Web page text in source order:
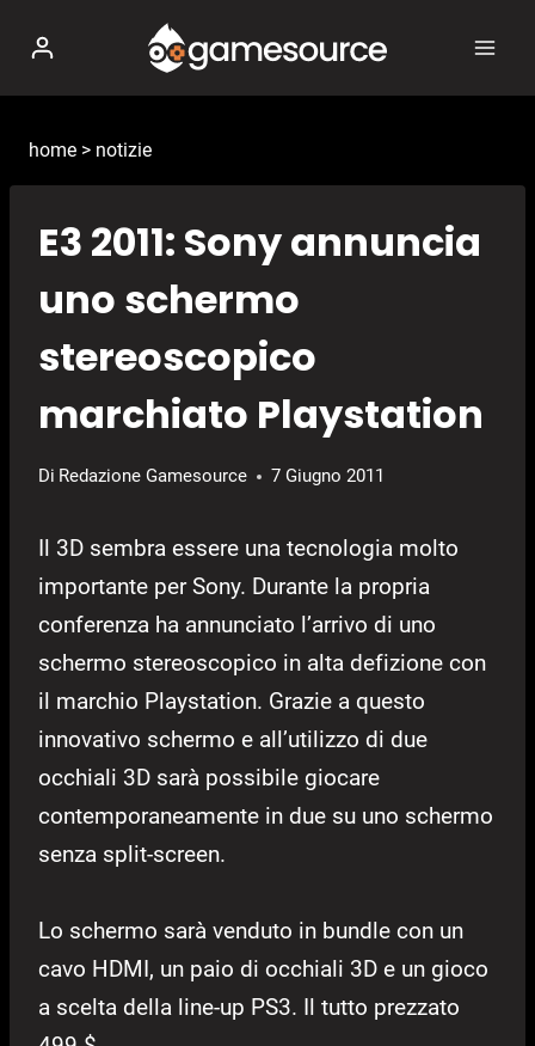
contenuto
home > notizie
E3 2011: Sony annuncia
uno schermo
stereoscopico
marchiato Playstation
Di Redazione Gamesource 7 Giugno 2011
Il 3D sembra essere una tecnologia molto
importante per Sony. Durante la propria
conferenza ha annunciato l’arrivo di uno
schermo stereoscopico in alta defizione con
il marchio Playstation. Grazie a questo
innovativo schermo e all’utilizzo di due
occhiali 3D sarà possibile giocare
contemporaneamente in due su uno schermo
senza split-screen.
Lo schermo sarà venduto in bundle con un
cavo HDMI, un paio di occhiali 3D e un gioco
a scelta della line-up PS3. Il tutto prezzato